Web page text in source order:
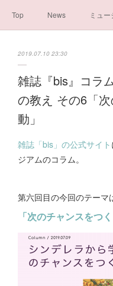
Top News ミュ
お問い合わせ 一般社団
2019.07.10 23:30
雑誌『bis』コラ
の教え その6「
動」
雑誌「bis」の公式サイト
ジアムのコラム。
第六回目の今回のテーマ
「次のチャンスをつ